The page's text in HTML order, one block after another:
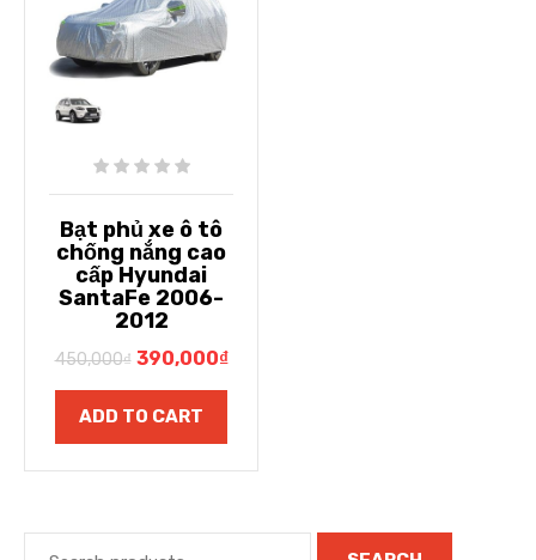
Bạt phủ xe ô tô
chống nắng cao
cấp Hyundai
SantaFe 2006-
2012
450,000₫ 390,000₫
ADD TO CART